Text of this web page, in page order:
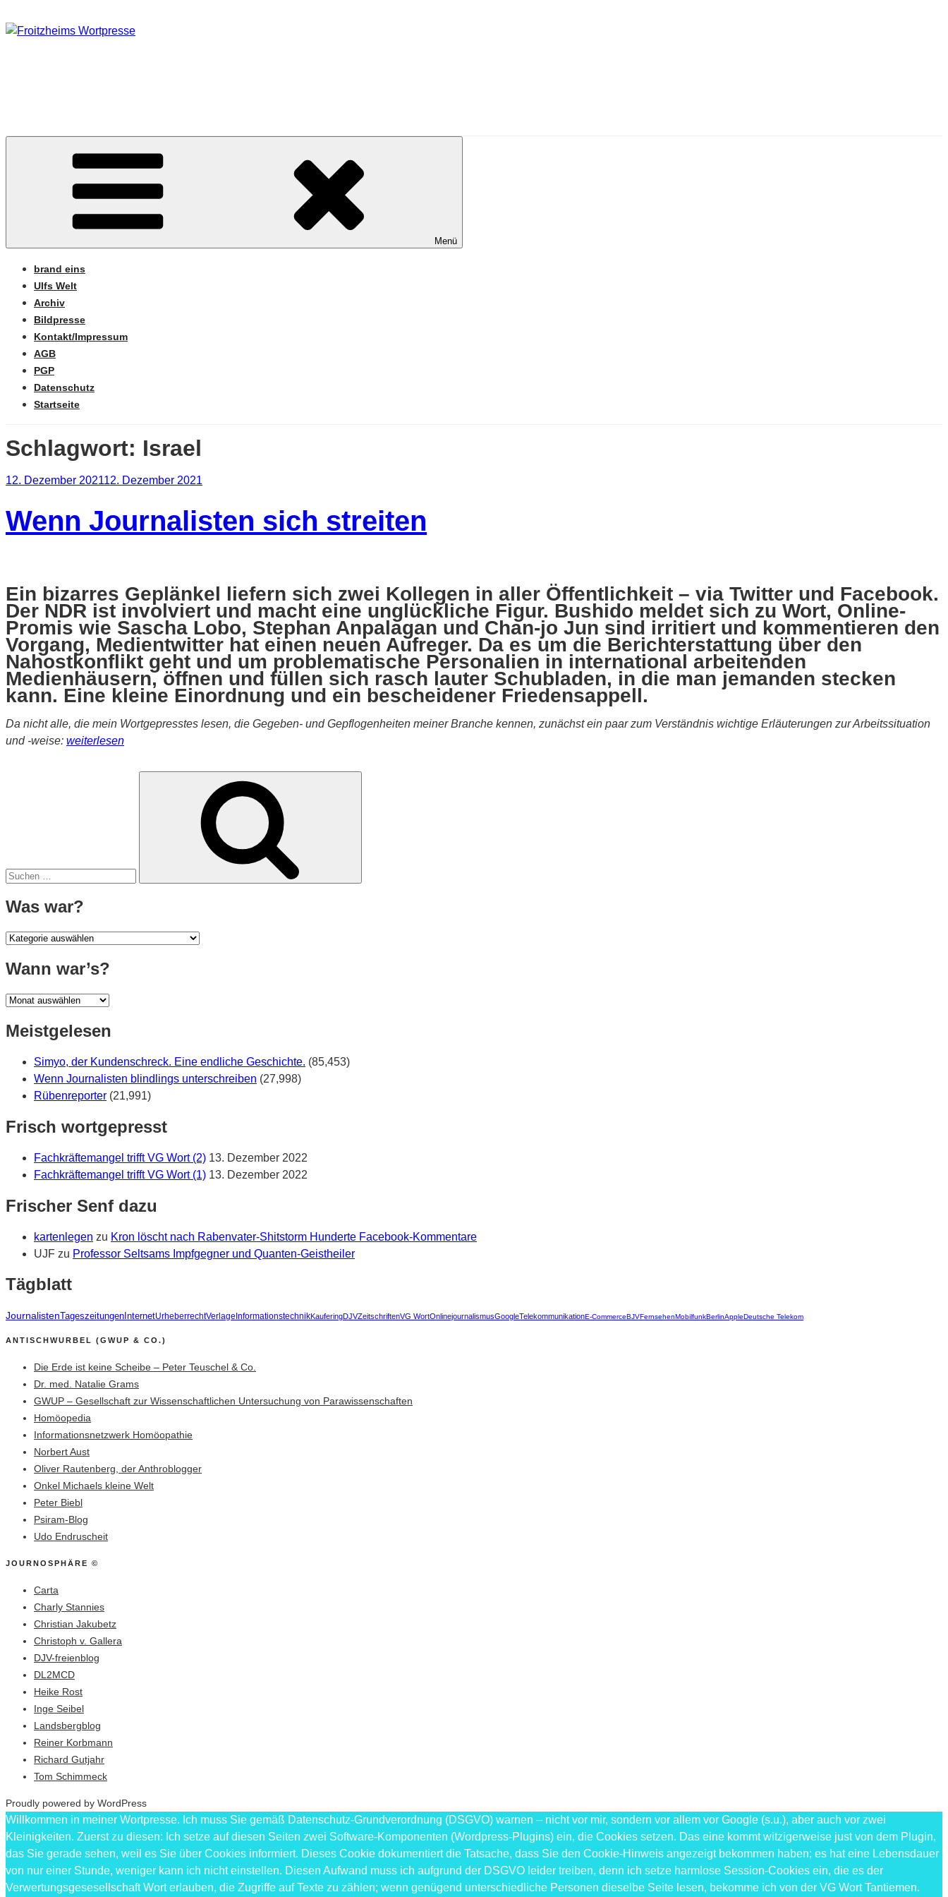
Inhalt
Menü
brand eins
Ulfs Welt
Archiv
Bildpresse
Kontakt/Impressum
AGB
PGP
Datenschutz
Startseite
Schlagwort: Israel
Veröffentlicht
12. Dezember 202112. Dezember 2021
Wenn Journalisten sich streiten
Ein bizarres Geplänkel liefern sich zwei Kollegen in aller Öffentlichkeit – via Twitter und Facebook.
Der NDR ist involviert und macht eine unglückliche Figur. Bushido meldet sich zu Wort, Online-
Promis wie Sascha Lobo, Stephan Anpalagan und Chan-jo Jun sind irritiert und kommentieren den
Vorgang, Medientwitter hat einen neuen Aufreger. Da es um die Berichterstattung über den
Nahostkonflikt geht und um problematische Personalien in international arbeitenden
Medienhäusern, öffnen und füllen sich rasch lauter Schubladen, in die man jemanden stecken
kann. Eine kleine Einordnung und ein bescheidener Friedensappell.
Da nicht alle, die mein Wortgepresstes lesen, die Gegeben- und Gepflogenheiten meiner Branche kennen, zunächst ein paar zum Verständnis wichtige Erläuterungen zur Arbeitssituation
und -weise: „Wenn
weiterlesen
Was war?
Was
Wann war’s?
Wann
Meistgelesen
Simyo, der Kundenschreck. Eine endliche Geschichte. (85,453)
Wenn Journalisten blindlings unterschreiben (27,998)
Rübenreporter (21,991)
Frisch wortgepresst
Fachkräftemangel trifft VG Wort (2) 13. Dezember 2022
Fachkräftemangel trifft VG Wort (1) 13. Dezember 2022
Frischer Senf dazu
kartenlegen zu Kron löscht nach Rabenvater-Shitstorm Hunderte Facebook-Kommentare
UJF zu Professor Seltsams Impfgegner und Quanten-Geistheiler
Tägblatt
JournalistenTageszeitungen InternetUrheberrechtVerlage InformationstechnikKauferingDJVZeitschriftenVG WortOnlinejournalismusGoogleTelekommunikationE-CommerceBJVFernsehenMobilfunkBerlinAppleDeutsche Telekom
ANTISCHWURBEL (GWUP & CO.)
Die Erde ist keine Scheibe – Peter Teuschel & Co.
Dr. med. Natalie Grams
GWUP – Gesellschaft zur Wissenschaftlichen Untersuchung von Parawissenschaften
Homöopedia
Informationsnetzwerk Homöopathie
Norbert Aust
Oliver Rautenberg, der Anthroblogger
Onkel Michaels kleine Welt
Peter Biebl
Psiram-Blog
Udo Endruscheit
JOURNOSPHÄRE ©
Carta
Charly Stannies
Christian Jakubetz
Christoph v. Gallera
DJV-freienblog
DL2MCD
Heike Rost
Inge Seibel
Landsbergblog
Reiner Korbmann
Richard Gutjahr
Tom Schimmeck
Proudly powered by WordPress
Willkommen in meiner Wortpresse. Ich muss Sie gemäß Datenschutz-Grundverordnung (DSGVO) warnen – nicht vor mir, sondern vor allem vor Google (s.u.), aber auch vor zwei
Kleinigkeiten. Zuerst zu diesen: Ich setze auf diesen Seiten zwei Software-Komponenten (Wordpress-Plugins) ein, die Cookies setzen. Das eine kommt witzigerweise just von dem Plugin,
das Sie gerade sehen, weil es Sie über Cookies informiert. Dieses Cookie dokumentiert die Tatsache, dass Sie den Cookie-Hinweis angezeigt bekommen haben; es hat eine Lebensdauer
von nur einer Stunde, weniger kann ich nicht einstellen. Diesen Aufwand muss ich aufgrund der DSGVO leider treiben, denn ich setze harmlose Session-Cookies ein, die es der
Verwertungsgesesellschaft Wort erlauben, die Zugriffe auf Texte zu zählen; wenn genügend unterschiedliche Personen dieselbe Seite lesen, bekomme ich von der VG Wort Tantiemen.